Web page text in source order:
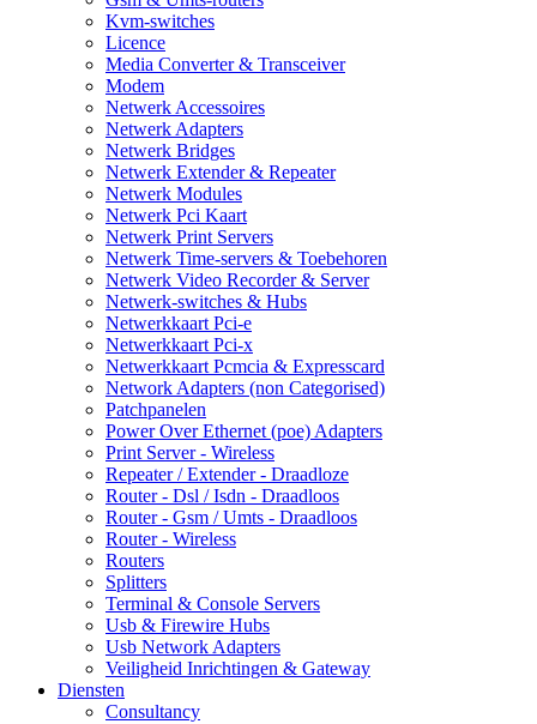
Kvm-switches
Licence
Media Converter & Transceiver
Modem
Netwerk Accessoires
Netwerk Adapters
Netwerk Bridges
Netwerk Extender & Repeater
Netwerk Modules
Netwerk Pci Kaart
Netwerk Print Servers
Netwerk Time-servers & Toebehoren
Netwerk Video Recorder & Server
Netwerk-switches & Hubs
Netwerkkaart Pci-e
Netwerkkaart Pci-x
Netwerkkaart Pcmcia & Expresscard
Network Adapters (non Categorised)
Patchpanelen
Power Over Ethernet (poe) Adapters
Print Server - Wireless
Repeater / Extender - Draadloze
Router - Dsl / Isdn - Draadloos
Router - Gsm / Umts - Draadloos
Router - Wireless
Routers
Splitters
Terminal & Console Servers
Usb & Firewire Hubs
Usb Network Adapters
Veiligheid Inrichtingen & Gateway
Diensten
Consultancy